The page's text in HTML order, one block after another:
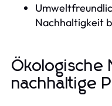
Nachhaltigkeit
Ökologische
nachhaltige